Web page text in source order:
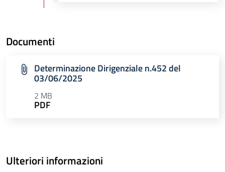
Documenti
Determinazione Dirigenziale n.452 del
03/06/2025
2 MB
PDF
Ulteriori informazioni